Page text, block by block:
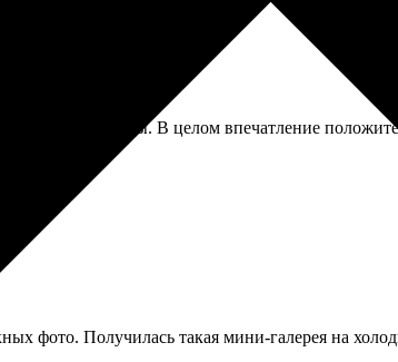
и магниты. В целом впечатление
фото. Получилась такая мини-галерея на